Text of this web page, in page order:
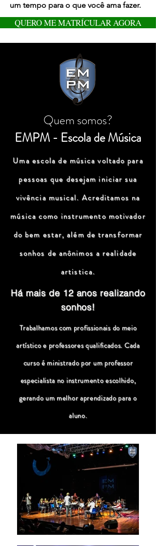
um tempo para o que você ama fazer.
QUERO ME MATRÍCULAR AGORA
Quem somos?
EMPM - Escola de Música
Uma escola de música voltado para
pessoas que desejam iniciar sua
vivência musical. Acreditamos na
música como instrumento motivador
do bem estar, além de transformar
sonhos de anônimos a realidade
artistica.
Há mais de 12 anos realizando
sonhos!
Trabalhamos com profissionais do meio
artístico e professores qualificados. Cada
curso é ministrado por um professor
especialista no instrumento escolhido,
gerando um melhor aprendizado para o
aluno.